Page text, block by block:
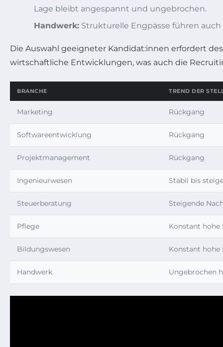
Lage bleibt angespannt und ungebrochen.
Handwerk: Strukturelle Engpässe führen
Die Auswahl geeigneter Kandidat:innen erfordert
wirtschaftliche Entwicklungen, was auch die
BRANCHE TREND DER
Marketing Rückgang
Softwareentwicklung Rückgang
Projektmanagement Rückgang
Ingenieurwesen Stabil bis
Steuerberatung Steigende
Pflege Konstant hohe
Bildungswesen Konstant hohe
Handwerk Ungebrochen